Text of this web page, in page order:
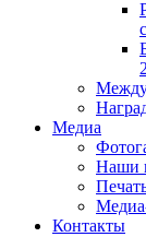
Медиа
Наши
Контакты